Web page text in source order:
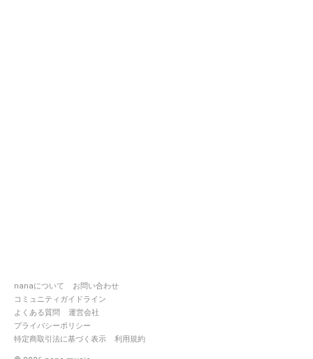
nanaについて
お問い合わせ
コミュニティガイドライン
よくある質問
運営会社
プライバシーポリシー
特定商取引法に基づく表示
利用規約